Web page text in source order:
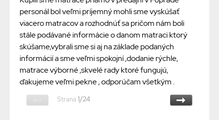
personál bol veľmi príjemný mohli sme vyskúšať
viacero matracov a rozhodnúť sa pričom nám boli
stále podávané informácie o danom matraci ktorý
skúšame,vybrali sme si aj na základe podaných
informácií a sme veľmi spokojní ,dodanie rýchle,
matrace výborné ,skvelé rady ktoré fungujú,
ďakujeme veľmi pekne , odporúčam všetkým .
Strana 1/24